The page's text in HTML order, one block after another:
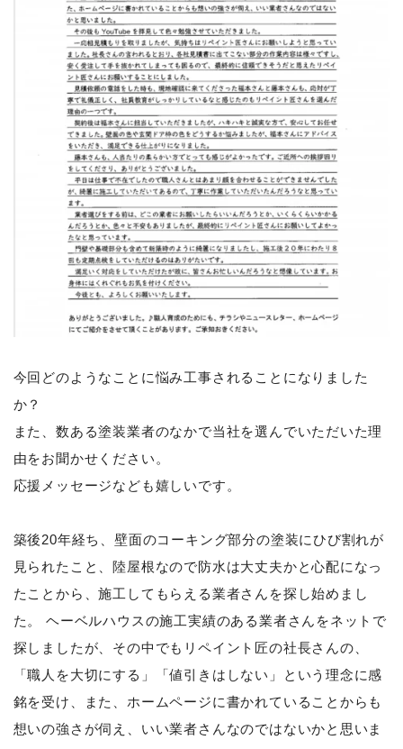
今回どのようなことに悩み工事されることになりました
か？
また、数ある塗装業者のなかで当社を選んでいただいた理
由をお聞かせください。
応援メッセージなども嬉しいです。
築後20年経ち、壁面のコーキング部分の塗装にひび割れが
見られたこと、陸屋根なので防水は大丈夫かと心配になっ
たことから、施工してもらえる業者さんを探し始めまし
た。 ヘーベルハウスの施工実績のある業者さんをネットで
探しましたが、その中でもリペイント匠の社長さんの、
「職人を大切にする」「値引きはしない」という理念に感
銘を受け、また、ホームページに書かれていることからも
想いの強さが伺え、いい業者さんなのではないかと思いま